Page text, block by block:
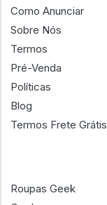
Como Anunciar
Sobre Nós
Termos
Pré-Venda
Políticas
Blog
Termos Frete Grátis
Roupas Geek